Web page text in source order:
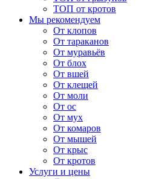
ТОП от кротов
Мы рекомендуем
От клопов
От тараканов
От муравьёв
От блох
От вшей
От клещей
От моли
От ос
От мух
От комаров
От мышей
От крыс
От кротов
Услуги и цены